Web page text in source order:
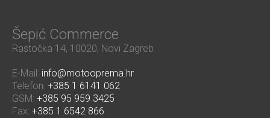
Šepić Commerce
Rastočka 14, 10020, Novi Zagreb
E-Mail: info@motooprema.hr
Telefon: +385 1 6141 062
GSM: +385 95 959 3425
Fax: +385 1 6542 866